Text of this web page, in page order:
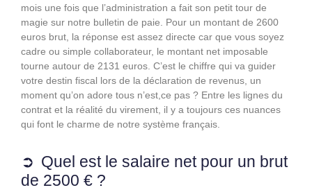
mois une fois que l’administration a fait son petit tour de
magie sur notre bulletin de paie. Pour un montant de 2600
euros brut, la réponse est assez directe car que vous soyez
cadre ou simple collaborateur, le montant net imposable
tourne autour de 2131 euros. C’est le chiffre qui va guider
votre destin fiscal lors de la déclaration de revenus, un
moment qu’on adore tous n’est,ce pas ? Entre les lignes du
contrat et la réalité du virement, il y a toujours ces nuances
qui font le charme de notre système français.
Quel est le salaire net pour un brut
de 2500 € ?